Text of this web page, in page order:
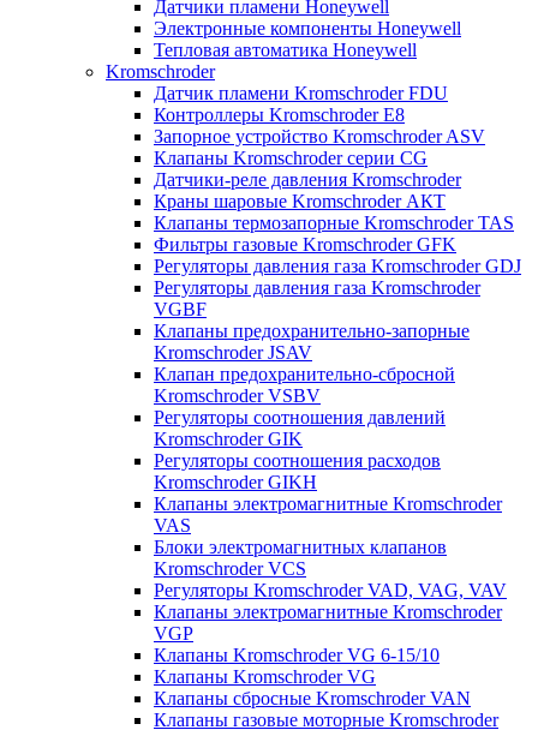
Датчики пламени Honeywell
Электронные компоненты Honeywell
Тепловая автоматика Honeywell
Kromschroder
Датчик пламени Kromschroder FDU
Контроллеры Kromschroder E8
Запорное устройство Kromschroder ASV
Клапаны Kromschroder серии CG
Датчики-реле давления Kromschroder
Краны шаровые Kromschroder АКТ
Клапаны термозапорные Kromschroder TAS
Фильтры газовые Kromschroder GFK
Регуляторы давления газа Kromschroder GDJ
Регуляторы давления газа Kromschroder
VGBF
Клапаны предохранительно-запорные
Kromschroder JSAV
Клапан предохранительно-сбросной
Kromschroder VSBV
Регуляторы соотношения давлений
Kromschroder GIK
Регуляторы соотношения расходов
Kromschroder GIKH
Клапаны электромагнитные Kromschroder
VAS
Блоки электромагнитных клапанов
Kromschroder VCS
Регуляторы Kromschroder VAD, VAG, VAV
Клапаны электромагнитные Kromschroder
VGP
Клапаны Kromschroder VG 6-15/10
Клапаны Kromschroder VG
Клапаны сбросные Kromschroder VAN
Клапаны газовые моторные Kromschroder